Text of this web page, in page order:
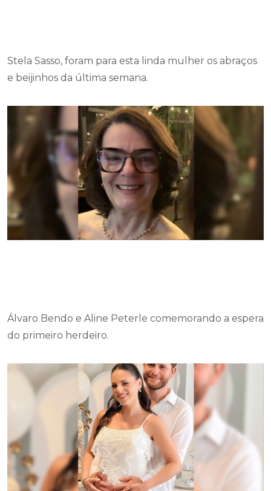
Stela Sasso, foram para esta linda mulher os abraços
e beijinhos da última semana.
Álvaro Bendo e Aline Peterle comemorando a espera
do primeiro herdeiro.